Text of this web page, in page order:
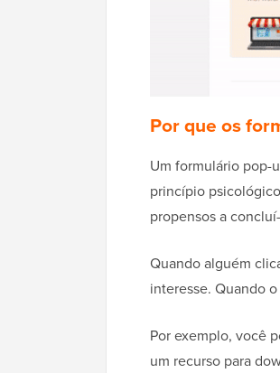
Por que os
Um formulário pop-
princípio
propensos a
Quando alguém
interesse. Quando
Por exemplo, você
um recurso para